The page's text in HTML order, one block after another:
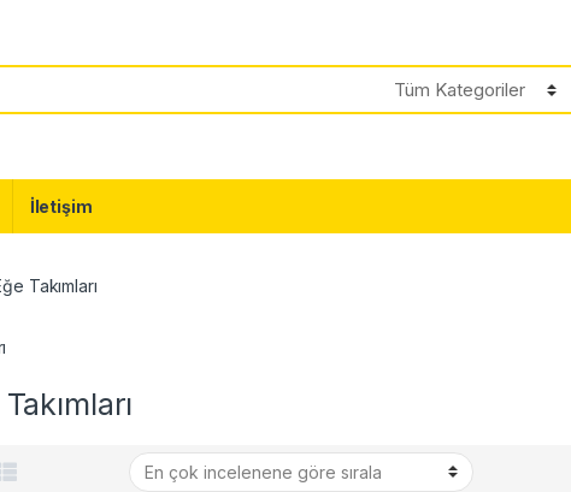
İletişim
Takımları